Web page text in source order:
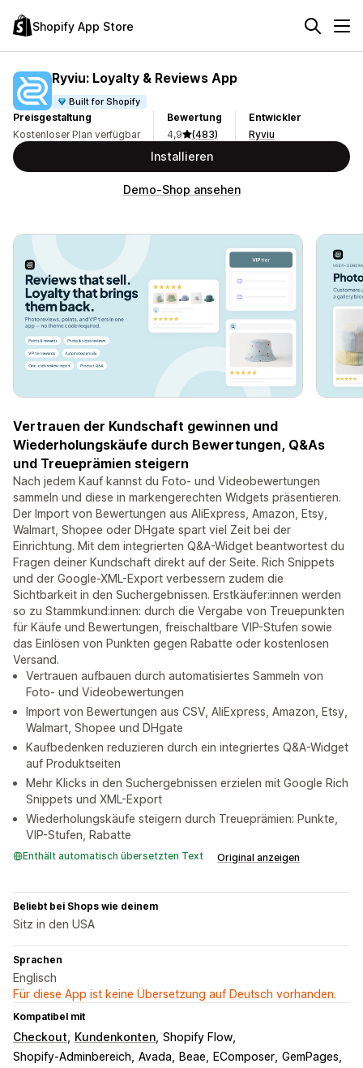
Shopify App Store
Ryviu: Loyalty & Reviews App
Built for Shopify
Preisgestaltung
Kostenloser Plan verfügbar
Bewertung
4,9
(483)
Entwickler
Ryviu
Installieren
Demo-Shop ansehen
Vertrauen der Kundschaft gewinnen und
Wiederholungskäufe durch Bewertungen, Q&As
und Treueprämien steigern
Nach jedem Kauf kannst du Foto- und Videobewertungen
sammeln und diese in markengerechten Widgets präsentieren.
Der Import von Bewertungen aus AliExpress, Amazon, Etsy,
Walmart, Shopee oder DHgate spart viel Zeit bei der
Einrichtung. Mit dem integrierten Q&A-Widget beantwortest du
Fragen deiner Kundschaft direkt auf der Seite. Rich Snippets
und der Google-XML-Export verbessern zudem die
Sichtbarkeit in den Suchergebnissen. Erstkäufer:innen werden
so zu Stammkund:innen: durch die Vergabe von Treuepunkten
für Käufe und Bewertungen, freischaltbare VIP-Stufen sowie
das Einlösen von Punkten gegen Rabatte oder kostenlosen
Versand.
Vertrauen aufbauen durch automatisiertes Sammeln von
Foto- und Videobewertungen
Import von Bewertungen aus CSV, AliExpress, Amazon, Etsy,
Walmart, Shopee und DHgate
Kaufbedenken reduzieren durch ein integriertes Q&A-Widget
auf Produktseiten
Mehr Klicks in den Suchergebnissen erzielen mit Google Rich
Snippets und XML-Export
Wiederholungskäufe steigern durch Treueprämien: Punkte,
VIP-Stufen, Rabatte
Enthält automatisch übersetzten Text Original anzeigen
Beliebt bei Shops wie deinem
Sitz in den USA
Sprachen
Englisch
Für diese App ist keine Übersetzung auf Deutsch vorhanden.
Kompatibel mit
Checkout Kundenkonten Shopify Flow
Shopify-Adminbereich Avada Beae EComposer GemPages